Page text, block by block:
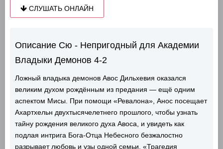
СЛУШАТЬ ОНЛАЙН
Описание Сю - Непригодный для Академии
Владыки Демонов 4-2
Ложный владыка демонов Авос Дильхевия оказался
великим духом рождённым из предания — ещё одним
аспектом Мисы. При помощи «Ревалона», Анос посещает
Ахартхельн двухтысячелетнего прошлого, чтобы узнать
тайну рождения великого духа Авоса, и увидеть как
подлая интрига Бога-Отца Небесного безжалостно
разрывает любовь и узы одной семьи. «Трагедия